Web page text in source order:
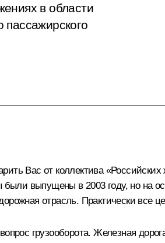
в области
пассажирского
Вас от коллектива
выпущены в 2003 году, но на
отрасль. Практически все
грузооборота. Железная